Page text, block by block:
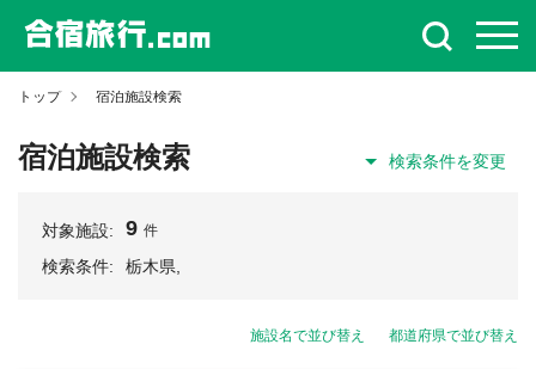
トップ 宿泊施設検索
宿泊施設検索 検索条件を変更
対象施設: 9 件
検索条件: 栃木県,
施設名で並び替え 都道府県で並び替え